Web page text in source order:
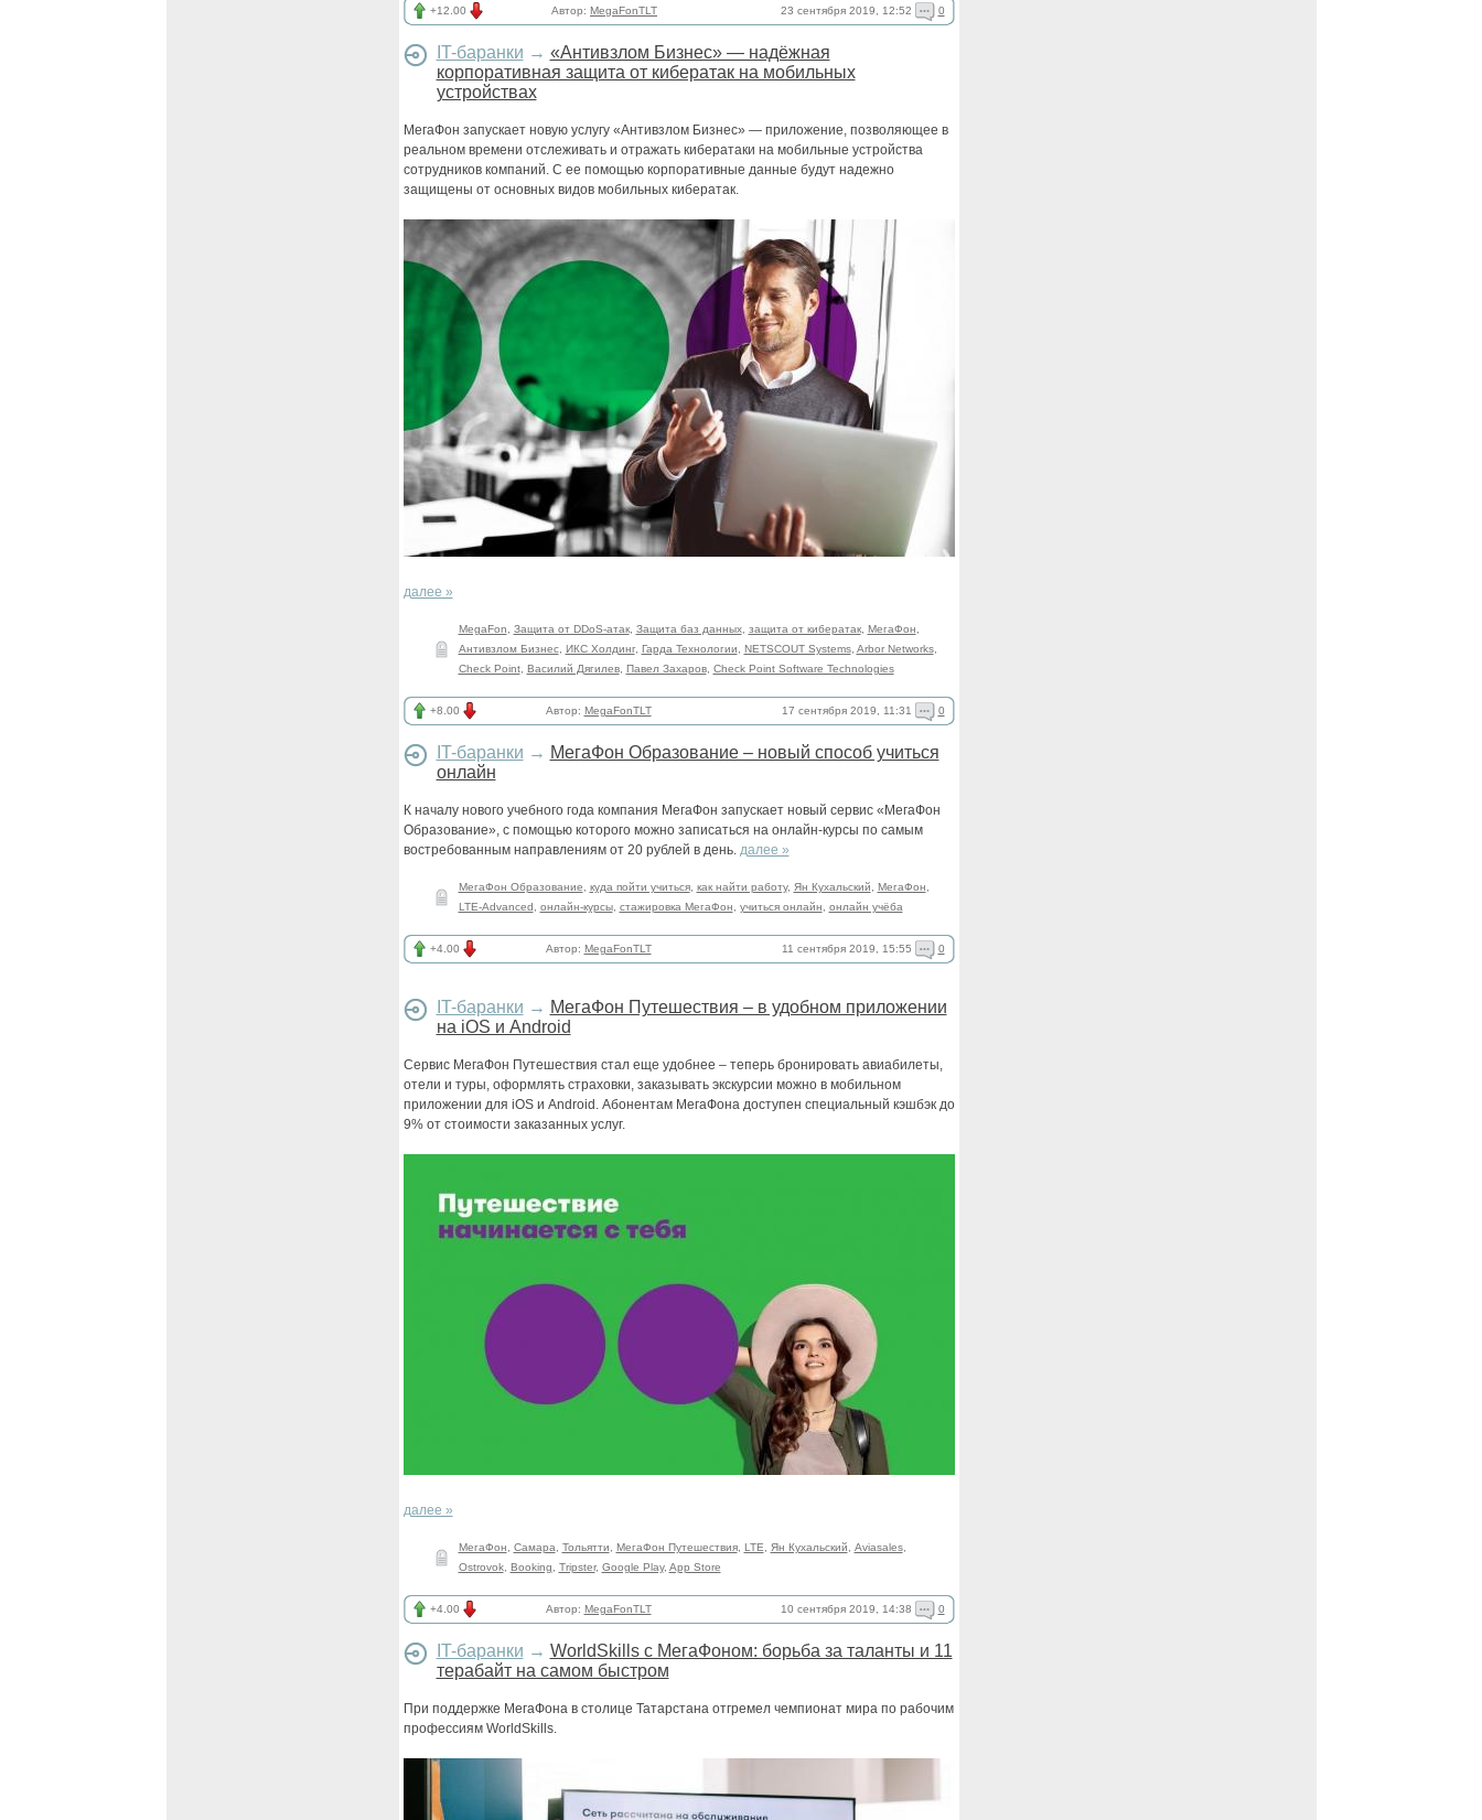
+12.00 Автор: MegaFonTLT 23 сентября 2019, 12:52 0
IT-баранки → «Антивзлом Бизнес» — надёжная
корпоративная защита от кибератак на мобильных
устройствах
МегаФон запускает новую услугу «Антивзлом Бизнес» — приложение, позволяющее в
реальном времени отслеживать и отражать кибератаки на мобильные устройства
сотрудников компаний. С ее помощью корпоративные данные будут надежно
защищены от основных видов мобильных кибератак.
далее »
MegaFon Защита от DDoS-атак, Защита баз данных, защита от кибератак, МегаФон
Антивзлом Бизнес, ИКС Холдинг, Гарда Технологии NETSCOUT Systems, Arbor Networks,
Check Point, Василий Дягилев, Павел Захаров, Check Point Software Technologies
+8.00 Автор: MegaFonTLT 17 сентября 2019, 11:31 0
IT-баранки → МегаФон Образование – новый способ учиться
онлайн
К началу нового учебного года компания МегаФон запускает новый сервис «МегаФон
Образование», с помощью которого можно записаться на онлайн-курсы по самым
востребованным направлениям от 20 рублей в день. далее »
МегаФон Образование куда пойти учиться, как найти работу, Ян Кухальский МегаФон
LTE-Advanced
онлайн-курсы, стажировка МегаФон учиться онлайн онлайн учёба
+4.00 Автор: MegaFonTLT 11 сентября 2019, 15:55 0
IT-баранки → МегаФон Путешествия – в удобном приложении
на iOS и Android
Сервис МегаФон Путешествия стал еще удобнее – теперь бронировать авиабилеты,
отели и туры, оформлять страховки, заказывать экскурсии можно в мобильном
приложении для iOS и Android. Абонентам МегаФона доступен специальный кэшбэк до
9% от стоимости заказанных услуг.
далее »
МегаФон Самара Тольятти МегаФон Путешествия, LTE Ян Кухальский Aviasales,
Ostrovok, Booking Tripster, Google Play, App Store
+4.00 Автор: MegaFonTLT 10 сентября 2019, 14:38 0
IT-баранки → WorldSkills с МегаФоном: борьба за таланты и 11
терабайт на самом быстром
При поддержке МегаФона в столице Татарстана отгремел чемпионат мира по рабочим
профессиям WorldSkills.